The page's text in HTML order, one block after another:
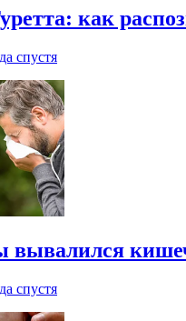
как
спустя
спустя